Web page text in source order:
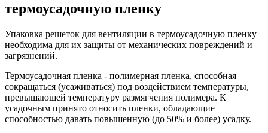
термоусадочную пленку
Упаковка решеток для вентиляции в термоусадочную пленку
необходима для их защиты от механических повреждений и
загрязнений.
Термоусадочная пленка - полимерная пленка, способная
сокращаться (усаживаться) под воздействием температуры,
превышающей температуру размягчения полимера. К
усадочным принято относить пленки, обладающие
способностью давать повышенную (до 50% и более) усадку.